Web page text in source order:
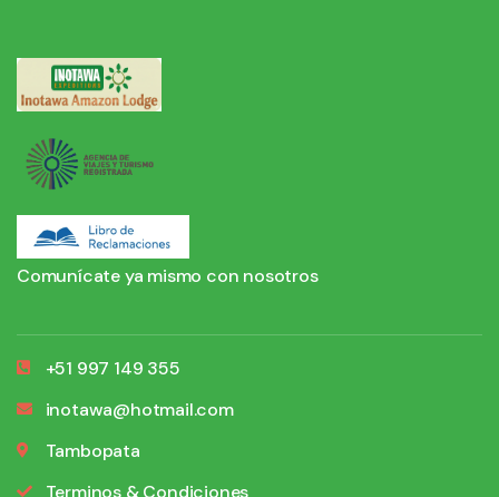
Comunícate ya mismo con nosotros
+51 997 149 355
inotawa@hotmail.com
Tambopata
Terminos & Condiciones